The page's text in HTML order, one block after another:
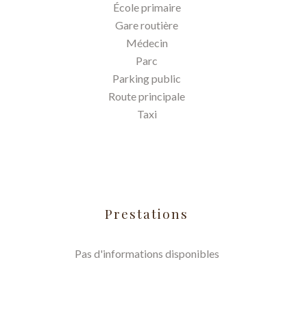
École primaire
Gare routière
Médecin
Parc
Parking public
Route principale
Taxi
Prestations
Pas d'informations disponibles